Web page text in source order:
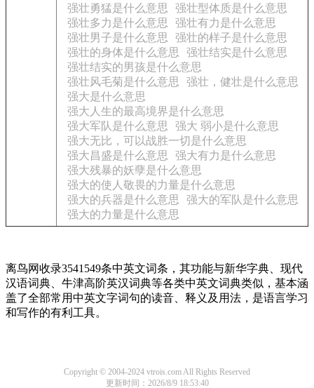
强壮勇猛是什么意思
强壮型体质是什么意思
强壮多力是什么意思
强壮有力是什么意思
强壮男子是什么意思
强壮的样子是什么意思
强壮的身体是什么意思
强壮结实是什么意思
强壮结实的男孩是什么意思
强壮风毛菊是什么意思
强壮，健壮是什么意思
强大是什么意思
强大人生的最高境界是什么意思
强大军队是什么意思
强大 弱小是什么意思
强大无比，可以战胜一切是什么意思
强大昌盛是什么意思
强大有力是什么意思
强大残暴的妖孽是什么意思
强大的使人敬畏的力量是什么意思
强大的兵器是什么意思
强大的军队是什么意思
强大的力量是什么意思
离鸟网收录3541549条中英文词条，其功能与新华字典、现代
汉语词典、牛津高阶英汉词典等各类中英文词典类似，基本涵
盖了全部常用中英文字词句的读音、释义及用法，是语言学习
和写作的有利工具。
Copyright © 2004-2024 vtrois.com All Rights Reserved
更新时间：2026/8/9 18:53:40